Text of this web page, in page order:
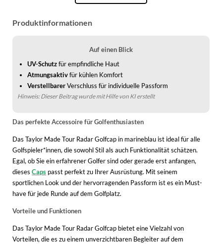
Produktinformationen
Auf einen Blick
UV-Schutzfür empfindliche Haut
Atmungsaktivfür kühlen Komfort
VerstellbarerVerschluss für individuelle Passform
Hinweis: Dieser Beitrag wurde mit Hilfe von KI erstellt
Das perfekte Accessoire für Golfenthusiasten
Das Taylor Made Tour Radar Golfcap in marineblau ist ideal für alle
Golfspieler*innen, die sowohl Stil als auch Funktionalität schätzen.
Egal, ob Sie ein erfahrener Golfer sind oder gerade erst anfangen,
dieses Caps passt perfekt zu Ihrer Ausrüstung. Mit seinem
sportlichen Look und der hervorragenden Passform ist es ein Must-
have für jede Runde auf dem Golfplatz.
Vorteile und Funktionen
Das Taylor Made Tour Radar Golfcap bietet eine Vielzahl von
Vorteilen, die es zu einem unverzichtbaren Begleiter auf dem